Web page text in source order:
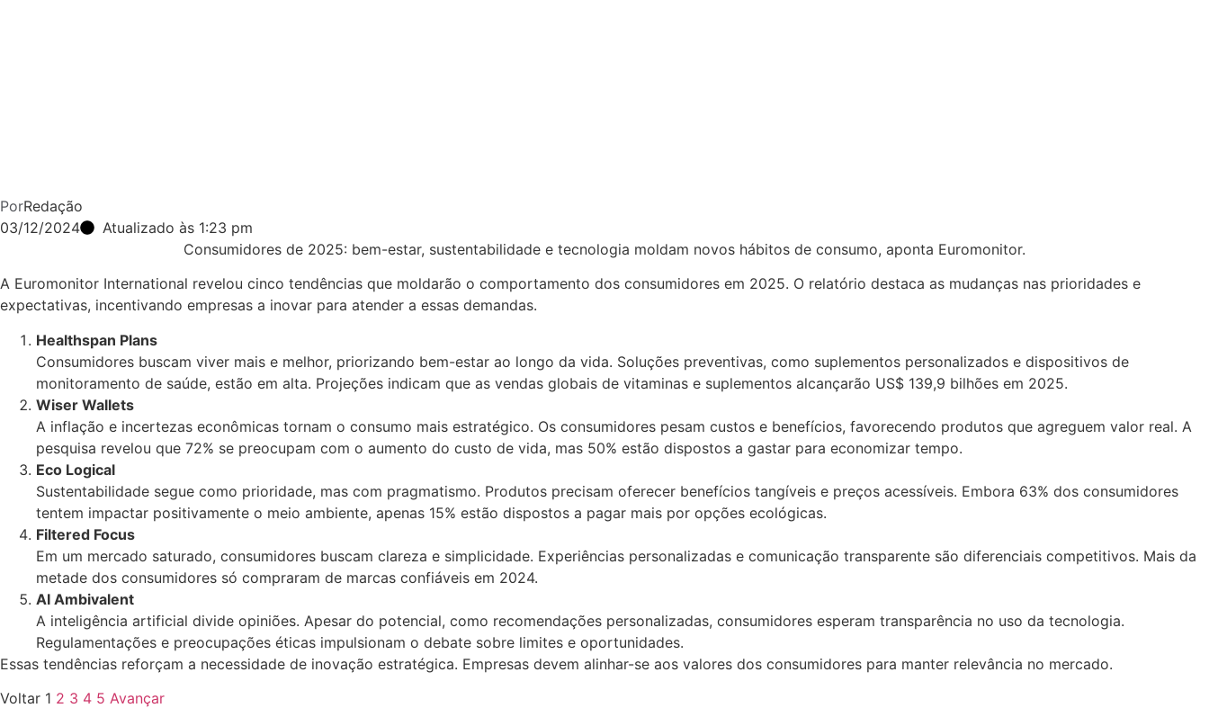
PorRedação
03/12/2024
Atualizado às 1:23 pm
Consumidores de 2025: bem-estar, sustentabilidade e tecnologia moldam novos hábitos de consumo, aponta Euromonitor.
A Euromonitor International revelou cinco tendências que moldarão o comportamento dos consumidores em 2025. O relatório destaca as mudanças nas prioridades e
expectativas, incentivando empresas a inovar para atender a essas demandas.
Healthspan Plans
Consumidores buscam viver mais e melhor, priorizando bem-estar ao longo da vida. Soluções preventivas, como suplementos personalizados e dispositivos de
monitoramento de saúde, estão em alta. Projeções indicam que as vendas globais de vitaminas e suplementos alcançarão US$ 139,9 bilhões em 2025.
Wiser Wallets
A inflação e incertezas econômicas tornam o consumo mais estratégico. Os consumidores pesam custos e benefícios, favorecendo produtos que agreguem valor real. A
pesquisa revelou que 72% se preocupam com o aumento do custo de vida, mas 50% estão dispostos a gastar para economizar tempo.
Eco Logical
Sustentabilidade segue como prioridade, mas com pragmatismo. Produtos precisam oferecer benefícios tangíveis e preços acessíveis. Embora 63% dos consumidores
tentem impactar positivamente o meio ambiente, apenas 15% estão dispostos a pagar mais por opções ecológicas.
Filtered Focus
Em um mercado saturado, consumidores buscam clareza e simplicidade. Experiências personalizadas e comunicação transparente são diferenciais competitivos. Mais da
metade dos consumidores só compraram de marcas confiáveis em 2024.
AI Ambivalent
A inteligência artificial divide opiniões. Apesar do potencial, como recomendações personalizadas, consumidores esperam transparência no uso da tecnologia.
Regulamentações e preocupações éticas impulsionam o debate sobre limites e oportunidades.
Essas tendências reforçam a necessidade de inovação estratégica. Empresas devem alinhar-se aos valores dos consumidores para manter relevância no mercado.
Voltar 1 2 3 4 5 Avançar